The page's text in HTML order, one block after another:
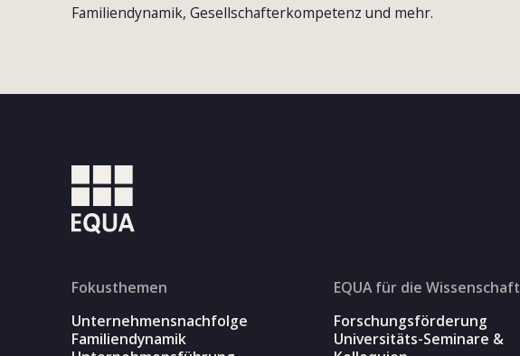
Familiendynamik, Gesellschafterkompetenz und mehr.
Fokusthemen
Unternehmensnachfolge
Familiendynamik
EQUA für die Wissenschaft
Forschungsförderung
Universitäts-Seminare &